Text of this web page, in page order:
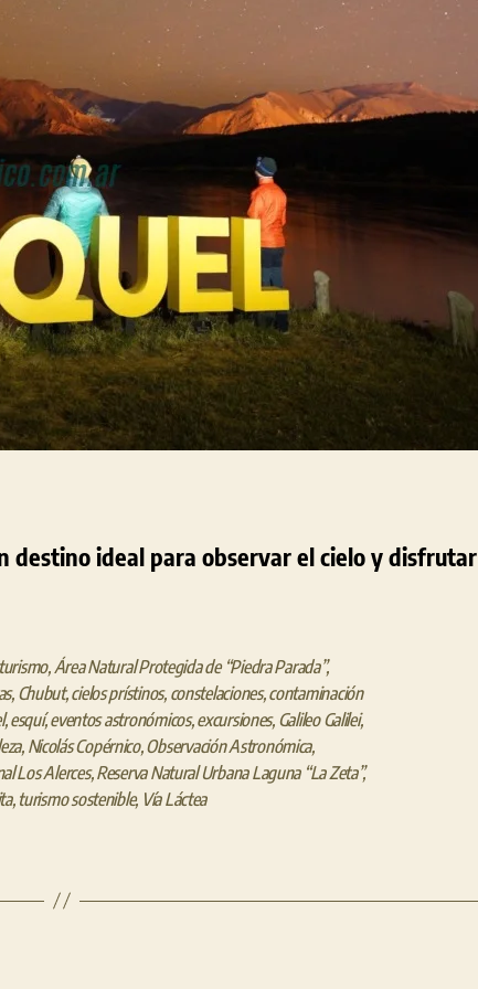
destino ideal para observar el cielo y disfrutar
, Área Natural Protegida de “Piedra Parada”,
, Chubut,cielos prístinos, constelaciones,contaminación
,esquí,eventos astronómicos,excursiones, Galileo Galilei,
, Nicolás Copérnico,Observación Astronómica,
Los Alerces,Reserva Natural Urbana Laguna “La Zeta”,
, turismo sostenible, Vía Láctea